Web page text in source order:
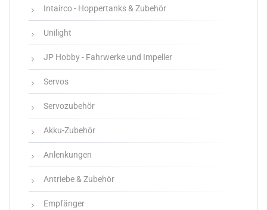
Intairco - Hoppertanks & Zubehör
Unilight
JP Hobby - Fahrwerke und Impeller
Servos
Servozubehör
Akku-Zubehör
Anlenkungen
Antriebe & Zubehör
Empfänger